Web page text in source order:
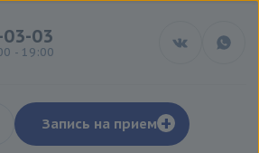
03
- 19:00
Запись на прием +